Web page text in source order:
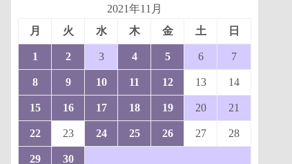
2021年11月
月
火 水 木 金 土 日
1 2 3 4 5 6 7
8 9 10 11 12 13 14
15 16 17 18 19 20 21
22 23 24 25 26 27 28
29 30